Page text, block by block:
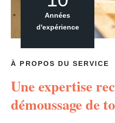
À PROPOS DU SERVICE
Une expertise
démoussage de
Années
d'expérience